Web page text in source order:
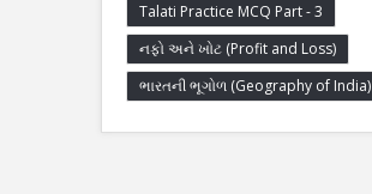
Talati Practice MCQ Part - 3
નફો અને ખોટ (Profit and Loss)
ભારતની ભૂગોળ (Geography of India)